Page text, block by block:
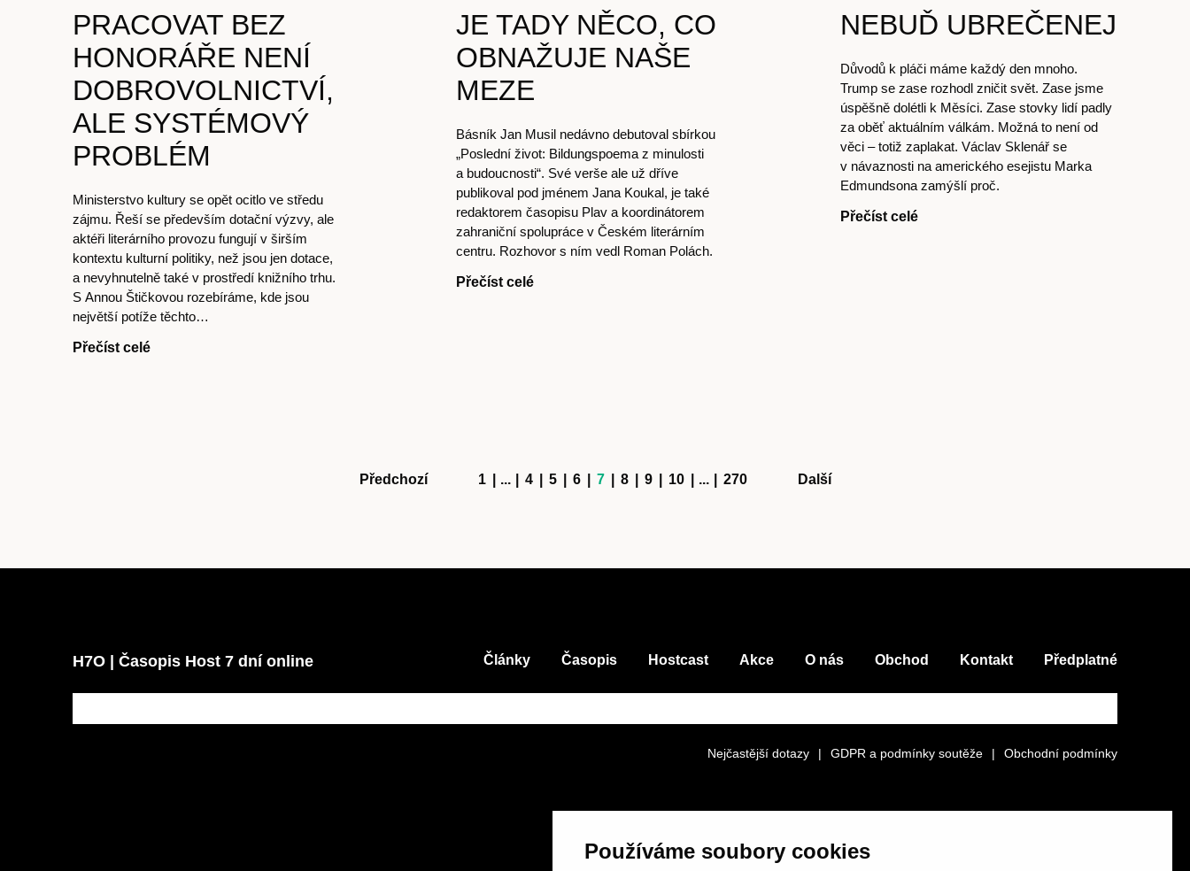
Používáme soubory cookies
PRACOVAT BEZ
HONORÁŘE NENÍ
DOBROVOLNICTVÍ,
ALE SYSTÉMOVÝ
PROBLÉM
Ministerstvo kultury se opět ocitlo ve středu
zájmu. Řeší se především dotační výzvy, ale
aktéři literárního provozu fungují v širším
kontextu kulturní politiky, než jsou jen dotace,
a nevyhnutelně také v prostředí knižního trhu.
S Annou Štičkovou rozebíráme, kde jsou
největší potíže těchto…
Přečíst celé
JE TADY NĚCO, CO
OBNAŽUJE NAŠE
MEZE
Básník Jan Musil nedávno debutoval sbírkou
„Poslední život: Bildungspoema z minulosti
a budoucnosti“. Své verše ale už dříve
publikoval pod jménem Jana Koukal, je také
redaktorem časopisu Plav a koordinátorem
zahraniční spolupráce v Českém literárním
centru. Rozhovor s ním vedl Roman Polách.
Přečíst celé
NEBUĎ UBREČENEJ
Důvodů k pláči máme každý den mnoho.
Trump se zase rozhodl zničit svět. Zase jsme
úspěšně dolétli k Měsíci. Zase stovky lidí padly
za oběť aktuálním válkám. Možná to není od
věci – totiž zaplakat. Václav Sklenář se
v návaznosti na amerického esejistu Marka
Edmundsona zamýšlí proč.
Přečíst celé
Předchozí 1 ... 4 5 6 7 8 9 10 ... 270 Další
H7O | Časopis Host 7 dní online Články Časopis Hostcast Akce O nás Obchod Kontakt Předplatné
Nejčastější dotazy | GDPR a podmínky soutěže | Obchodní podmínky